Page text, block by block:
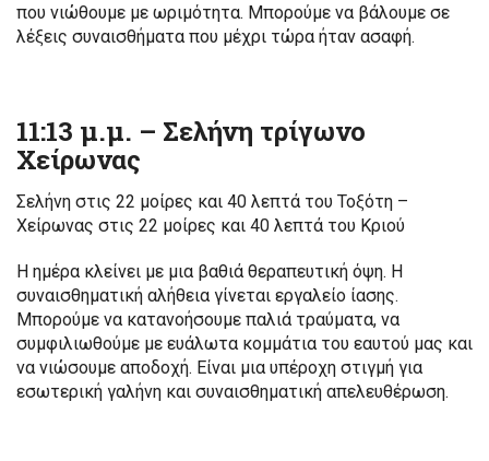
που νιώθουμε με ωριμότητα. Μπορούμε να βάλουμε σε
λέξεις συναισθήματα που μέχρι τώρα ήταν ασαφή.
11:13 μ.μ. – Σελήνη τρίγωνο
Χείρωνας
Σελήνη στις 22 μοίρες και 40 λεπτά του Τοξότη –
Χείρωνας στις 22 μοίρες και 40 λεπτά του Κριού
Η ημέρα κλείνει με μια βαθιά θεραπευτική όψη. Η
συναισθηματική αλήθεια γίνεται εργαλείο ίασης.
Μπορούμε να κατανοήσουμε παλιά τραύματα, να
συμφιλιωθούμε με ευάλωτα κομμάτια του εαυτού μας και
να νιώσουμε αποδοχή. Είναι μια υπέροχη στιγμή για
εσωτερική γαλήνη και συναισθηματική απελευθέρωση.